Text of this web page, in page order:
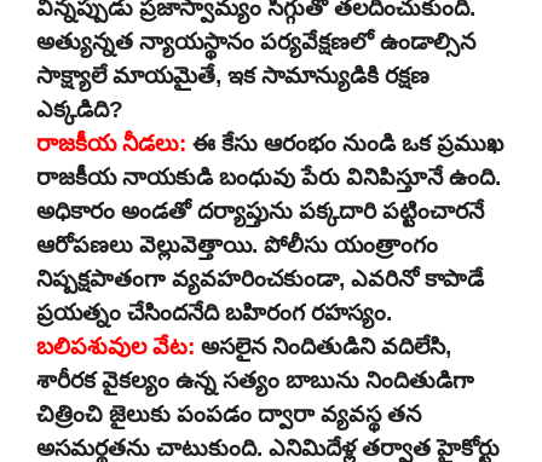
విన్నప్పుడు ప్రజాస్వామ్యం సిగ్గుతో తలదించుకుంది.
అత్యున్నత న్యాయస్థానం పర్యవేక్షణలో ఉండాల్సిన
సాక్ష్యాలే మాయమైతే, ఇక సామాన్యుడికి రక్షణ
ఎక్కడిది?
రాజకీయ నీడలు: ఈ కేసు ఆరంభం నుండి ఒక ప్రముఖ
రాజకీయ నాయకుడి బంధువు పేరు వినిపిస్తూనే ఉంది.
అధికారం అండతో దర్యాప్తును పక్కదారి పట్టించారనే
ఆరోపణలు వెల్లువెత్తాయి. పోలీసు యంత్రాంగం
నిష్పక్షపాతంగా వ్యవహరించకుండా, ఎవరినో కాపాడే
ప్రయత్నం చేసిందనేది బహిరంగ రహస్యం.
బలిపశువుల వేట: అసలైన నిందితుడిని వదిలేసి,
శారీరక వైకల్యం ఉన్న సత్యం బాబును నిందితుడిగా
చిత్రించి జైలుకు పంపడం ద్వారా వ్యవస్థ తన
అసమర్థతను చాటుకుంది. ఎనిమిదేళ్ల తర్వాత హైకోర్టు